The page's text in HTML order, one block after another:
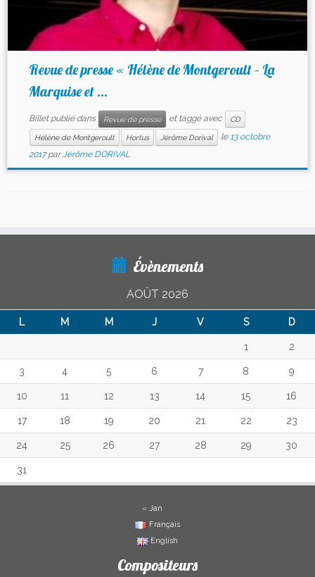
Revue de presse « Hélène de Montgeroult – La
Marquise et ...
Billet publié dans Revue de presse et taggé avec CD
Hélène de Montgeroult Hortus Jérôme Dorival le 13 octobre
2017 parJérôme DORIVAL
Évènements
AOÛT 2026
L M M J V S D
1 2
3 4 5 6 7 8 9
10 11 12 13 14 15 16
17 18 19 20 21 22 23
24 25 26 27 28 29 30
31
« Jan
Français
English
Compositeurs